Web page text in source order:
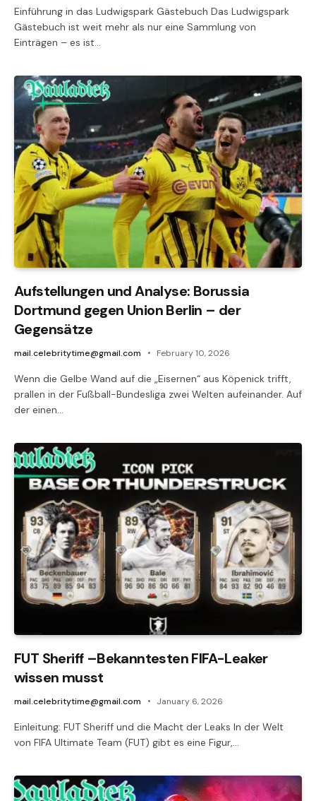
Einführung in das Ludwigspark Gästebuch Das Ludwigspark
Gästebuch ist weit mehr als nur eine Sammlung von
Einträgen – es ist…
Aufstellungen und Analyse: Borussia
Dortmund gegen Union Berlin – der
Gegensätze
mail.celebritytime@gmail.com February 10, 2026
Wenn die Gelbe Wand auf die „Eisernen“ aus Köpenick trifft,
prallen in der Fußball-Bundesliga zwei Welten aufeinander. Auf
der einen…
FUT Sheriff –Bekanntesten FIFA-Leaker
wissen musst
mail.celebritytime@gmail.com January 6, 2026
Einleitung: FUT Sheriff und die Macht der Leaks In der Welt
von FIFA Ultimate Team (FUT) gibt es eine Figur,…